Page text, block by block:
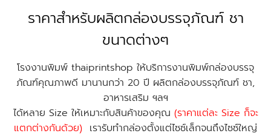
ราคาสำหรับผลิตกล่องบรรจุภัณฑ์ ชา
ขนาดต่างๆ
โรงงานพิมพ์ thaiprintshop ให้บริการงานพิมพ์กล่องบรรจุ
ภัณฑ์คุณภาพดี มานานกว่า 20 ปี ผลิตกล่องบรรจุภัณฑ์ ชา,
อาหารเสริม ฯลฯ
ได้หลาย Size ให้เหมาะกับสินค้าของคุณ (ราคาแต่ละ Size ก็จะ
แตกต่างกันด้วย) เรารับทำกล่องตั้งแต่ไซซ์เล็กจนถึงไซซ์ใหญ่